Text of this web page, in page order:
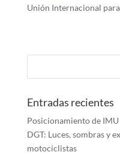
Unión Internacional
Entradas recientes
Posicionamiento de
DGT: Luces, sombras y
motociclistas